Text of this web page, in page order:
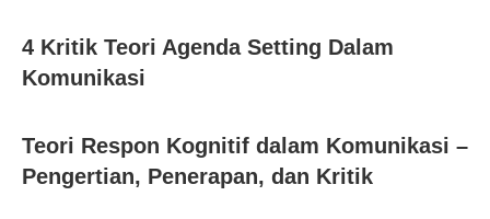
4 Kritik Teori Agenda Setting Dalam
Komunikasi
Teori Respon Kognitif dalam Komunikasi –
Pengertian, Penerapan, dan Kritik